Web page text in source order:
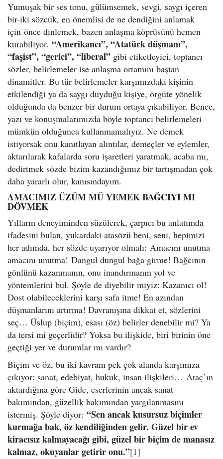
Yumuşak bir ses tonu, gülümsemek, sevgi, saygı içeren
bir-iki sözcük, en önemlisi de ne dendiğini anlamak
için önce dinlemek, bazen anlaşma köprüsünü hemen
kurabiliyor. “Amerikancı”, “Atatürk düşmanı”,
“faşist”, “gerici”, “liberal” gibi etiketleyici, toptancı
sözler, belirlemeler ise anlaşma ortamını baştan
dinamitler. Bu tür belirlemeler karşımızdaki kişinin
etkilendiği ya da saygı duyduğu kişiye, örgüte yönelik
olduğunda da benzer bir durum ortaya çıkabiliyor. Bence,
yazı ve konuşmalarımızda böyle toptancı belirlemeleri
mümkün olduğunca kullanmamalıyız. Ne demek
istiyorsak onu kanıtlayan alıntılar, demeçler ve eylemler,
aktarılarak kafalarda soru işaretleri yaratmak, acaba mı,
dedirtmek sözde bizim kazandığımız bir tartışmadan çok
daha yararlı olur, kanısındayım.
AMACIMIZ ÜZÜM MÜ YEMEK BAĞCIYI MI
DÖVMEK
Yılların deneyiminden süzülerek, çarpıcı bu anlatımda
ifadesini bulan, yukardaki atasözü beni, seni, hepimizi
her adımda, her sözde uyarıyor olmalı: Amacını unutma
amacını unutma! Dangul dungul bağa girme! Bağcının
gönlünü kazanmanın, onu inandırmanın yol ve
yöntemlerini bul. Şöyle de diyebilir miyiz: Kazanıcı ol!
Dost olabileceklerini karşı safa itme! En azından
düşmanlarını artırma! Davranışına dikkat et, sözlerini
seç… Üslup (biçim), esası (öz) belirler denebilir mi? Ya
da tersi mi geçerlidir? Yoksa bu ilişkide, biri birinin öne
geçtiği yer ve durumlar mı vardır?
Biçim ve öz, bu iki kavram pek çok alanda karşımıza
çıkıyor: sanat, edebiyat, hukuk, insan ilişkileri… Ataç’ın
aktardığına göre Gide, eserlerinin ancak sanat
bakımından, güzellik bakımından yargılanmasını
istermiş. Şöyle diyor: “Sen ancak kusursuz biçimler
kurmağa bak, öz kendiliğinden gelir. Güzel bir ev
kiracısız kalmayacağı gibi, güzel bir biçim de manasız
kalmaz, okuyanlar getirir onu.”[1]